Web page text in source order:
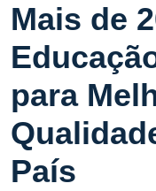
Mais de
para
País